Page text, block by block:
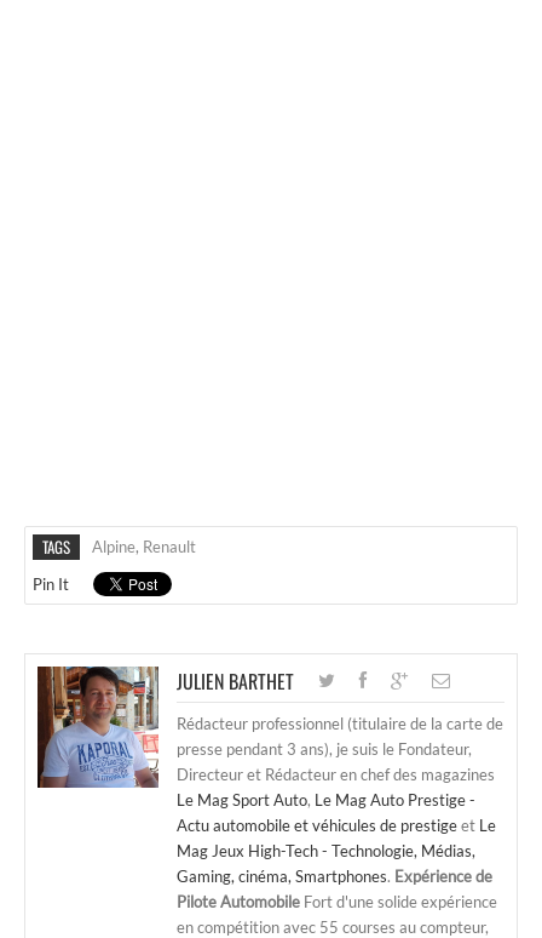
TAGS Alpine, Renault
Pin It
JULIEN BARTHET
Rédacteur professionnel (titulaire de la carte de
presse pendant 3 ans), je suis le Fondateur,
Directeur et Rédacteur en chef des magazines
Le Mag Sport Auto, Le Mag Auto Prestige -
Actu automobile et véhicules de prestigeet Le
Mag Jeux High-Tech - Technologie, Médias,
Gaming, cinéma, Smartphones. Expérience de
Pilote Automobile Fort d'une solide expérience
en compétition avec 55 courses au compteur,